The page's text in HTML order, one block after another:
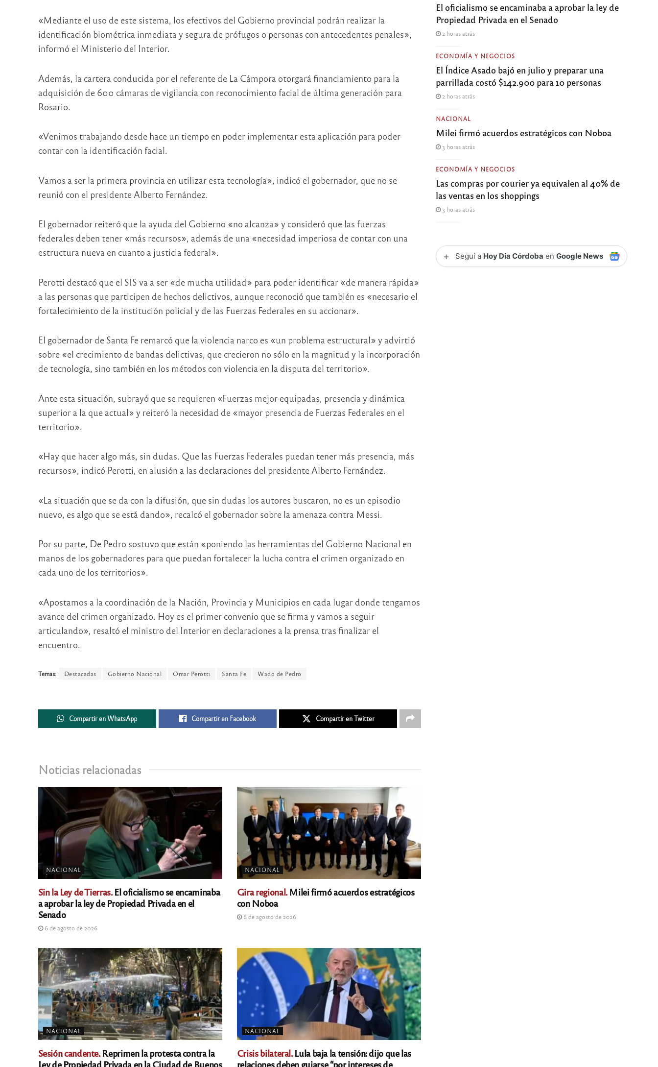
«Mediante el uso de este sistema, los efectivos del Gobierno provincial podrán realizar la
identificación biométrica inmediata y segura de prófugos o personas con antecedentes penales»,
informó el Ministerio del Interior.
Además, la cartera conducida por el referente de La Cámpora otorgará financiamiento para la
adquisición de 600 cámaras de vigilancia con reconocimiento facial de última generación para
Rosario.
«Venimos trabajando desde hace un tiempo en poder implementar esta aplicación para poder
contar con la identificación facial.
Vamos a ser la primera provincia en utilizar esta tecnología», indicó el gobernador, que no se
reunió con el presidente Alberto Fernández.
El gobernador reiteró que la ayuda del Gobierno «no alcanza» y consideró que las fuerzas
federales deben tener «más recursos», además de una «necesidad imperiosa de contar con una
estructura nueva en cuanto a justicia federal».
Perotti destacó que el SIS va a ser «de mucha utilidad» para poder identificar «de manera rápida»
a las personas que participen de hechos delictivos, aunque reconoció que también es «necesario el
fortalecimiento de la institución policial y de las Fuerzas Federales en su accionar».
El gobernador de Santa Fe remarcó que la violencia narco es «un problema estructural» y advirtió
sobre «el crecimiento de bandas delictivas, que crecieron no sólo en la magnitud y la incorporación
de tecnología, sino también en los métodos con violencia en la disputa del territorio».
Ante esta situación, subrayó que se requieren «Fuerzas mejor equipadas, presencia y dinámica
superior a la que actual» y reiteró la necesidad de «mayor presencia de Fuerzas Federales en el
territorio».
«Hay que hacer algo más, sin dudas. Que las Fuerzas Federales puedan tener más presencia, más
recursos», indicó Perotti, en alusión a las declaraciones del presidente Alberto Fernández.
«La situación que se da con la difusión, que sin dudas los autores buscaron, no es un episodio
nuevo, es algo que se está dando», recalcó el gobernador sobre la amenaza contra Messi.
Por su parte, De Pedro sostuvo que están «poniendo las herramientas del Gobierno Nacional en
manos de los gobernadores para que puedan fortalecer la lucha contra el crimen organizado en
cada uno de los territorios».
«Apostamos a la coordinación de la Nación, Provincia y Municipios en cada lugar donde tengamos
avance del crimen organizado. Hoy es el primer convenio que se firma y vamos a seguir
articulando», resaltó el ministro del Interior en declaraciones a la prensa tras finalizar el
encuentro.
Temas: Destacadas Gobierno Nacional Omar Perotti Santa Fe Wado de Pedro
Compartir en WhatsApp Compartir en Facebook Compartir en Twitter
Noticias relacionadas
NACIONAL
Sin la Ley de Tierras.El oficialismo se encaminaba
a aprobar la ley de Propiedad Privada en el
Senado
6 de agosto de 2026
NACIONAL
Gira regional.Milei firmó acuerdos estratégicos
con Noboa
6 de agosto de 2026
NACIONAL
Sesión candente.Reprimen la protesta contra la
Ley de Propiedad Privada en la Ciudad de Buenos
NACIONAL
Crisis bilateral.Lula baja la tensión: dijo que las
relaciones deben guiarse “por intereses de
El oficialismo se encaminaba a aprobar la ley de
Propiedad Privada en el Senado
2 horas atrás
ECONOMÍA Y NEGOCIOS
El Índice Asado bajó en julio y preparar una
parrillada costó $142.900 para 10 personas
2 horas atrás
NACIONAL
Milei firmó acuerdos estratégicos con Noboa
3 horas atrás
ECONOMÍA Y NEGOCIOS
Las compras por courier ya equivalen al 40% de
las ventas en los shoppings
3 horas atrás
+ Seguí a Hoy Día Córdoba enGoogle News